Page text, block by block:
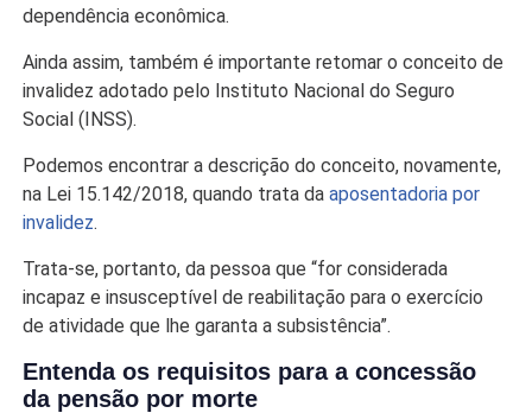
dependência econômica.
Ainda assim, também é importante retomar o conceito de
invalidez adotado pelo Instituto Nacional do Seguro
Social (INSS).
Podemos encontrar a descrição do conceito, novamente,
na Lei 15.142/2018, quando trata daaposentadoria por
invalidez.
Trata-se, portanto, da pessoa que “for considerada
incapaz e insusceptível de reabilitação para o exercício
de atividade que lhe garanta a subsistência”.
Entenda os requisitos para a concessão
da pensão por morte